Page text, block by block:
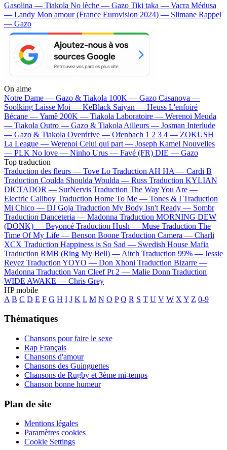
Gasolina — Tiakola No lèche — Gazo Tiki taka — Vacra Médusa
— Landy Mon amour (France Eurovision 2024) — Slimane Rappel
— Gazo
On aime
Notre Dame — Gazo & Tiakola 100K — Gazo Casanova —
Soolking Laisse Moi — KeBlack Saiyan — Heuss L'enfoiré
Bécane —Yamê 200K — Tiakola Laboratoire — Werenoi Meuda
— Tiakola Outro — Gazo & Tiakola Ailleurs — Josman Interlude
— Gazo & Tiakola Overdrive — Ofenbach 1 2 3 4 — ZOKUSH
La League — Werenoi Celui qui part — Joseph Kamel Nouvelles
— PLK No love — Ninho Urus — Favé (FR) DIE — Gazo
Top traduction
Traduction des fleurs — Tove Lo Traduction AH HA — Cardi B
Traduction Coulda Shoulda Woulda — Russ Traduction KYLIAN
DICTADOR — SurNervis Traduction The Way You Are —
Electric Callboy Traduction Home To Me — Tones & I Traduction
Mi Chico — DJ Goja Traduction My Body Isn't Ready — Sombr
Traduction Danceteria — Madonna Traduction MORNING DEW
(DONK) — Beyoncé Traduction Hush — Muse Traduction The
Time Of My Life — Benson Boone Traduction Camera — Charli
XCX Traduction Happiness is So Sad — Swedish House Mafia
Traduction RMB (Ring My Bell) — Aitch Traduction 99% — Jessie
Reyez Traduction YOYO — Don Xhoni Traduction Bizarre —
Madonna Traduction Van Cleef Pt 2 — Malie Donn Traduction
WIDE AWAKE — Chris Grey
HP mobile
A B C D E F G H I J K L M N O P Q R S T U V W X Y Z 0-9
Thématiques
Chansons pour faire le sexe
Rap Français
Chansons d'amour
Chansons des Guinguettes
Chansons de Rugby et 3ème mi-temps
Chanson bonne humeur
Plan de site
Mentions légales
Paramètres cookies
Cookie Settings